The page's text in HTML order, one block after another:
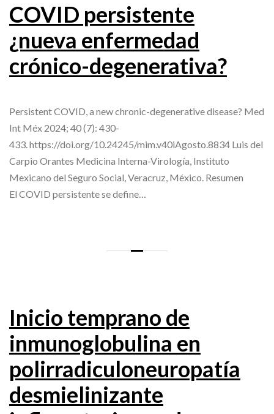
COVID persistente
¿nueva enfermedad
crónico-degenerativa?
Persistent COVID, a new chronic-degenerative disease? Med
Int Méx 2024; 40 (7): 430-
433. https://doi.org/10.24245/mim.v40iAgosto.8834 Luis del
Carpio Orantes Medicina Interna-Virología, Instituto
Mexicano del Seguro Social, Veracruz, México. Resumen
El COVID persistente se define…
Inicio temprano de
inmunoglobulina en
polirradiculoneuropatía
desmielinizante